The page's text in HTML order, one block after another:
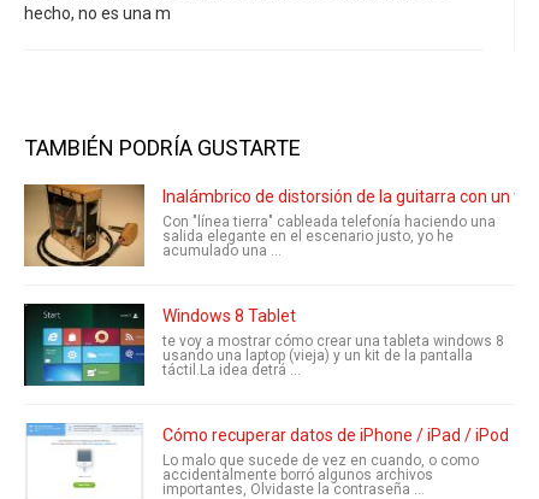
hecho, no es una m
TAMBIÉN PODRÍA GUSTARTE
Inalámbrico de distorsión de la guitarra con un
Con "línea tierra" cableada telefonía haciendo una
salida elegante en el escenario justo, yo he
acumulado una ...
Windows 8 Tablet
te voy a mostrar cómo crear una tableta windows 8
usando una laptop (vieja) y un kit de la pantalla
táctil.La idea detrá ...
Cómo recuperar datos de iPhone / iPad / iPod
Lo malo que sucede de vez en cuando, o como
accidentalmente borró algunos archivos
importantes, Olvidaste la contraseña ...